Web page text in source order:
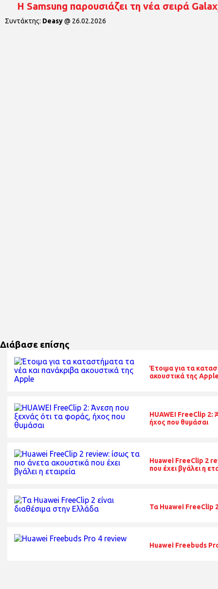
Η Samsung παρουσιάζει τη νέα σειρά
Συντάκτης: Deasy@ 26.02.2026
Διάβασε επίσης
Έτοιμα για τα
ακουστικά της
HUAWEI FreeClip 2:
ήχος που θυμάσαι
Huawei FreeClip 2
που έχει βγάλει η
Τα Huawei FreeClip
Huawei Freebuds